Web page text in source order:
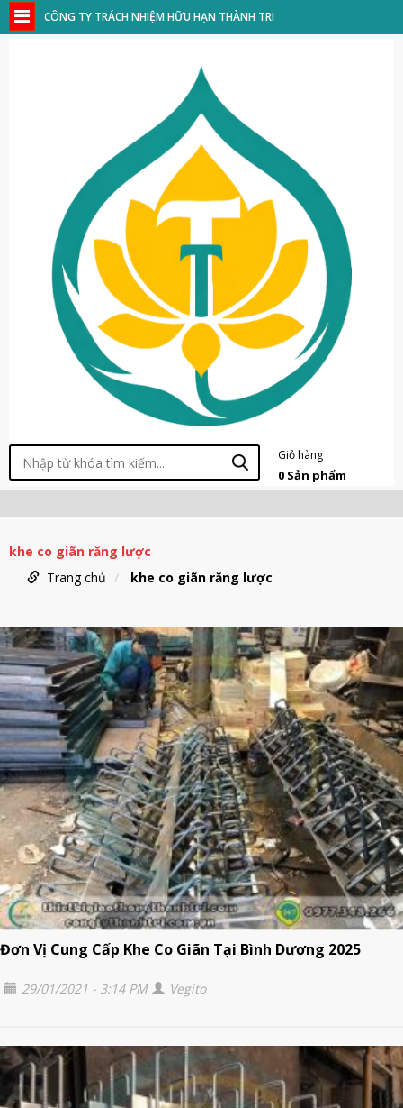
CÔNG TY TRÁCH NHIỆM HỮU HẠN THÀNH TRI
Giỏ hàng
0 Sản phẩm
khe co giãn răng lược
Trang chủ
khe co giãn răng lược
Đơn Vị Cung Cấp Khe Co Giãn Tại Bình Dương 2025
29/01/2021 - 3:14 PM Vegito